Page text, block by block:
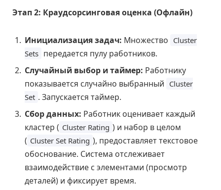
Этап 2: Краудсорсинговая оценка (Офлайн)
Инициализация задач: Множество Cluster
Sets передается пулу работников.
Случайный выбор и таймер: Работнику
показывается случайно выбранный Cluster
Set . Запускается таймер.
Сбор данных: Работник оценивает каждый
кластер ( Cluster Rating ) и набор в целом
( Cluster Set Rating ), предоставляет текстовое
обоснование. Система отслеживает
взаимодействие с элементами (просмотр
деталей) и фиксирует время.